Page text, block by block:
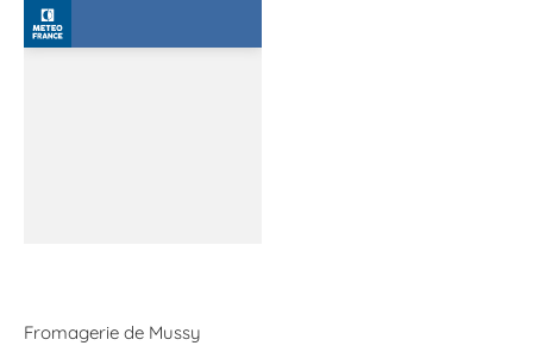
Fromagerie de Mussy